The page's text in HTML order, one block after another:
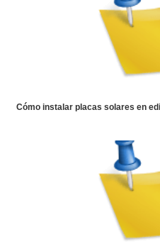
Cómo instalar placas solares en